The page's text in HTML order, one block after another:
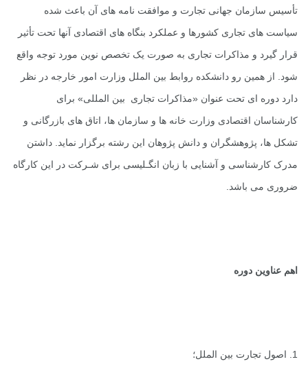
تأسیس سازمان جهانی تجارت و موافقت نامه های آن باعث شده
سیاست های تجاری کشورها و عملکرد بنگاه های اقتصادی آنها تحت تأثیر
قرار گیرد و مذاکرات تجاری به صورت یک تخصص نوین مورد توجه واقع
شود. از همین رو دانشکده روابط بین الملل وزارت امور خارجه در نظر
دارد دوره ای تحت عنوان «مذاکرات تجاری بین المللی» برای
کارشناسان اقتصادی وزارت خانه ها و سازمان ها، اتاق های بازرگانی و
تشکل ها، پژوهشگران و دانش پژوهان این رشته برگزار نماید. داشتن
مدرک کارشناسی و آشنایی با زبان انگـلیسی برای شـرکت در این کارگاه
ضروری می باشد.
اهم عناوین دوره
1. اصول تجارت بین الملل؛